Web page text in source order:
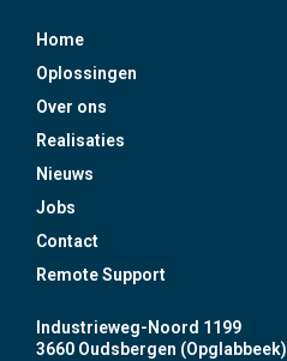
Home
Oplossingen
Over ons
Realisaties
Nieuws
Jobs
Contact
Remote Support
Industrieweg-Noord 1199
3660 Oudsbergen (Opglabbeek)